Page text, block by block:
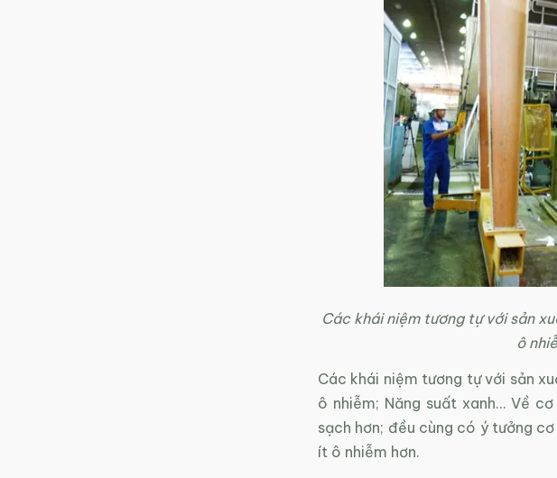
Các khái niệm tương tự với sản
ô
Các khái niệm tương tự với sản
ô nhiễm; Năng suất xanh… Về
sạch hơn; đều cùng có ý tưởng
ít ô nhiễm hơn.